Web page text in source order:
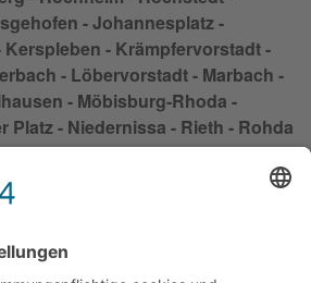
- Johannesplatz -
- Krämpfervorstadt -
- Löbervorstadt - Marbach -
- Möbisburg-Rhoda -
Platz - Niedernissa - Rieth - Rohda
- Salomonsborn - Schaderode -
- Stotternheim - Sulzer Siedlung
- Töttleben - Urbich - Vieselbach -